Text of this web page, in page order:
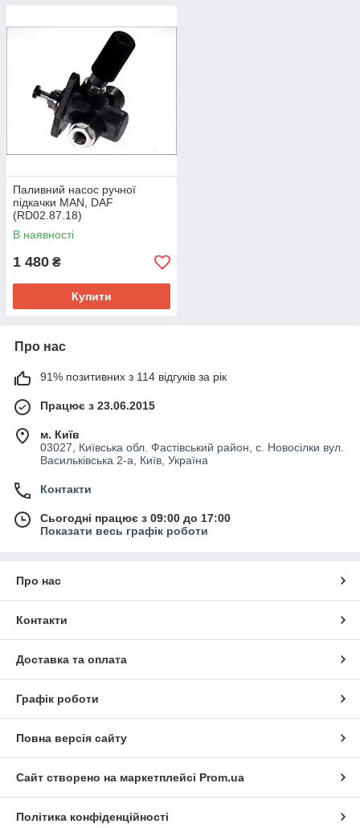
Паливний насос ручної
підкачки MAN, DAF
(RD02.87.18)
В наявності
1 480 ₴
Купити
Про нас
91% позитивних з 114 відгуків за рік
Працює з 23.06.2015
м. Київ
03027, Київська обл. Фастівський район, с. Новосілки вул.
Васильківська 2-а, Київ, Україна
Контакти
Сьогодні працює з 09:00 до 17:00
Показати весь графік роботи
Про нас
Контакти
Доставка та оплата
Графік роботи
Повна версія сайту
Сайт створено на маркетплейсі Prom.ua
Політика конфіденційності